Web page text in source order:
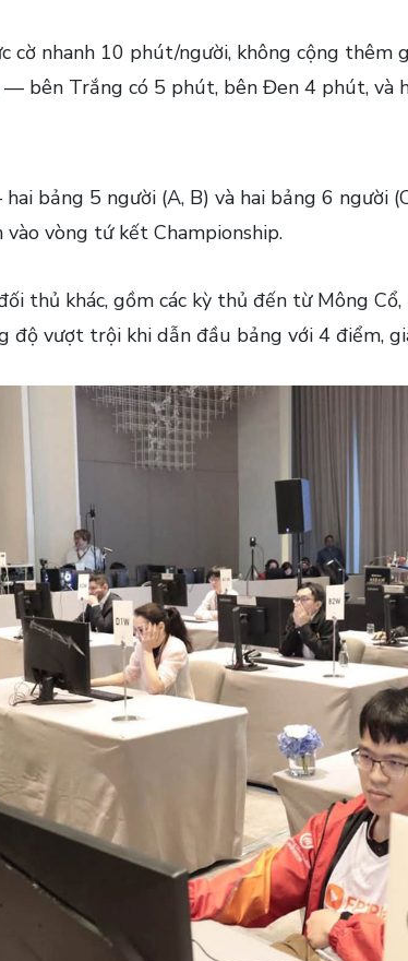
nhanh 10 phút/người, không cộng thêm
bên Trắng có 5 phút, bên Đen 4 phút, và
bảng 5 người (A, B) và hai bảng 6
vòng tứ kết Championship.
thủ khác, gồm các kỳ thủ đến từ Mông
độ vượt trội khi dẫn đầu bảng với 4 điểm,